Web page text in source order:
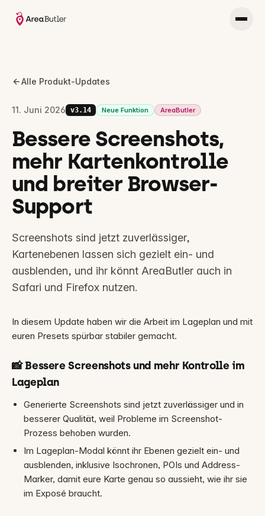
Alle Produkt-Updates
11. Juni 2026 v3.14 Neue Funktion AreaButler
Bessere Screenshots,
mehr Kartenkontrolle
und breiter Browser-
Support
Screenshots sind jetzt zuverlässiger,
Kartenebenen lassen sich gezielt ein- und
ausblenden, und ihr könnt AreaButler auch in
Safari und Firefox nutzen.
In diesem Update haben wir die Arbeit im Lageplan und mit
euren Presets spürbar stabiler gemacht.
📸 Bessere Screenshots und mehr Kontrolle im
Lageplan
Generierte Screenshots sind jetzt zuverlässiger und in
besserer Qualität, weil Probleme im Screenshot-
Prozess behoben wurden.
Im Lageplan-Modal könnt ihr Ebenen gezielt ein- und
ausblenden, inklusive Isochronen, POIs und Address-
Marker, damit eure Karte genau so aussieht, wie ihr sie
im Exposé braucht.